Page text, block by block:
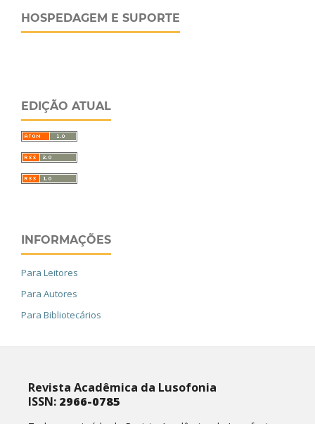
HOSPEDAGEM E SUPORTE
EDIÇÃO ATUAL
INFORMAÇÕES
Para Leitores
Para Autores
Para Bibliotecários
Revista Acadêmica da Lusofonia
ISSN: 2966-0785